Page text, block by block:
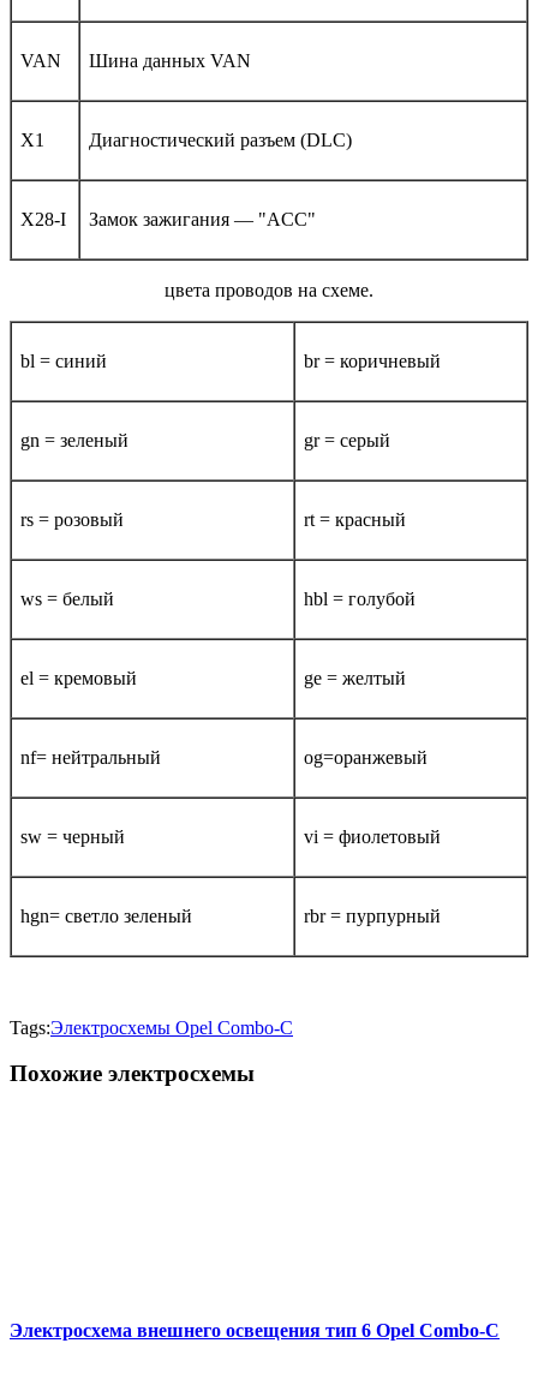
VAN Шина данных VAN
X1 Диагностический разъем (DLC)
X28-I Замок зажигания — "ACC"
цвета проводов на схеме.
bl = синий br = коричневый
gn = зеленый gr = серый
rs = розовый rt = красный
ws = белый hbl = голубой
el = кремовый ge = желтый
nf= нейтральный og=оранжевый
sw = черный vi = фиолетовый
hgn= светло зеленый rbr = пурпурный
Tags:Электросхемы Opel Combo-С
Похожие электросхемы
Электросхема внешнего освещения тип 6 Opel Combo-С